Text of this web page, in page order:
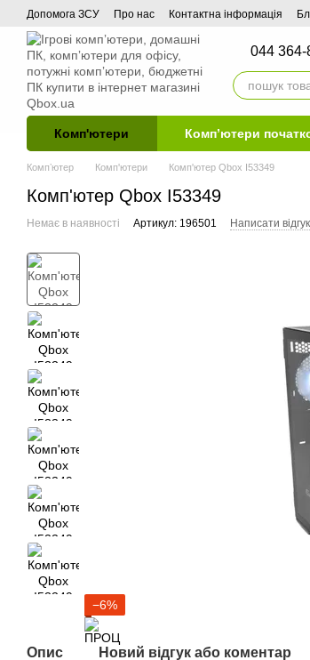
Перейти до основного контенту
Допомога ЗСУ Про нас Контактна інформація
044 364-
Комп'ютери Комп’ютери
Компʼютер Комп'ютери Комп'ютер Qbox I53349
Комп'ютер Qbox I53349
Немає в наявності Артикул: 196501 Написати відгук
−6%
Опис Новий відгук або коментар